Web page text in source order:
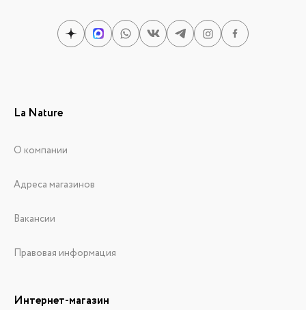
La Nature
О компании
Адреса магазинов
Вакансии
Правовая информация
Интернет-магазин